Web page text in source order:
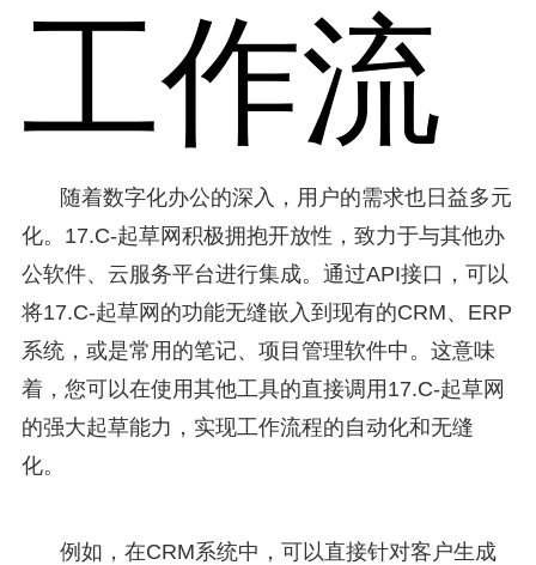
工作流
随着数字化办公的深入，用户的需求也日益多元
化。17.C-起草网积极拥抱开放性，致力于与其他办
公软件、云服务平台进行集成。通过API接口，可以
将17.C-起草网的功能无缝嵌入到现有的CRM、ERP
系统，或是常用的笔记、项目管理软件中。这意味
着，您可以在使用其他工具的直接调用17.C-起草网
的强大起草能力，实现工作流程的自动化和无缝
化。
例如，在CRM系统中，可以直接针对客户生成